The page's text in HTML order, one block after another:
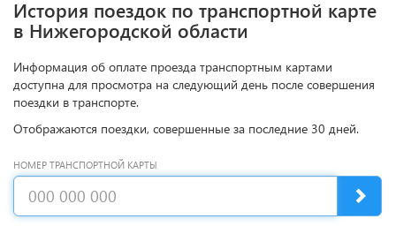
История поездок по транспортной карте
в Нижегородской области
Информация об оплате проезда транспортным картами
доступна для просмотра на следующий день после совершения
поездки в транспорте.
Отображаются поездки, совершенные за последние 30 дней.
НОМЕР ТРАНСПОРТНОЙ КАРТЫ